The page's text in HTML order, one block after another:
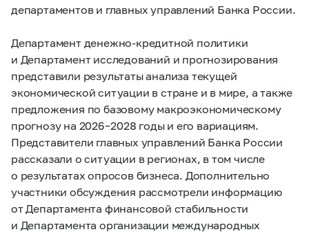
департаментов и главных управлений Банка России.
Департамент денежно-кредитной политики
и Департамент исследований и прогнозирования
представили результаты анализа текущей
экономической ситуации в стране и в мире, а также
предложения по базовому макроэкономическому
прогнозу на 2026 – 2028 годы и его вариациям.
Представители главных управлений Банка России
рассказали о ситуации в регионах, в том числе
о результатах опросов бизнеса. Дополнительно
участники обсуждения рассмотрели информацию
от Департамента финансовой стабильности
и Департамента организации международных